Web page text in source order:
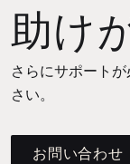
助け
さらにサポート
さい。
お問い合わせ